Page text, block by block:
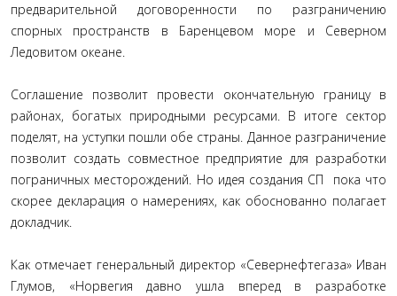
предварительной договоренности по разграничению
спорных пространств в Баренцевом море и Северном
Ледовитом океане.
Соглашение позволит провести окончательную границу в
районах, богатых природными ресурсами. В итоге сектор
поделят, на уступки пошли обе страны. Данное разграничение
позволит создать совместное предприятие для разработки
пограничных месторождений. Но идея создания СП пока что
скорее декларация о намерениях, как обоснованно полагает
докладчик.
Как отмечает генеральный директор «Севернефтегаза» Иван
Глумов, «Норвегия давно ушла вперед в разработке